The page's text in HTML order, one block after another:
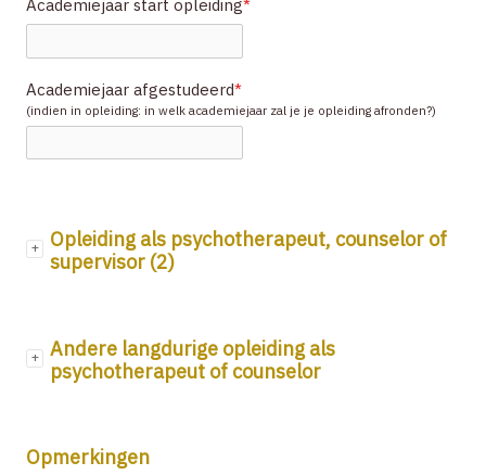
Academiejaar start opleiding*
Academiejaar afgestudeerd*
(indien in opleiding: in welk academiejaar zal je je opleiding afronden?)
Opleiding als psychotherapeut, counselor of
supervisor (2)
Andere langdurige opleiding als
psychotherapeut of counselor
Opmerkingen